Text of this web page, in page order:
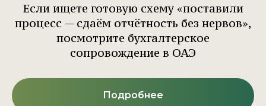
Если ищете готовую схему «поставили
процесс — сдаём отчётность без нервов»,
посмотрите бухгалтерское
сопровождение в ОАЭ
Подробнее